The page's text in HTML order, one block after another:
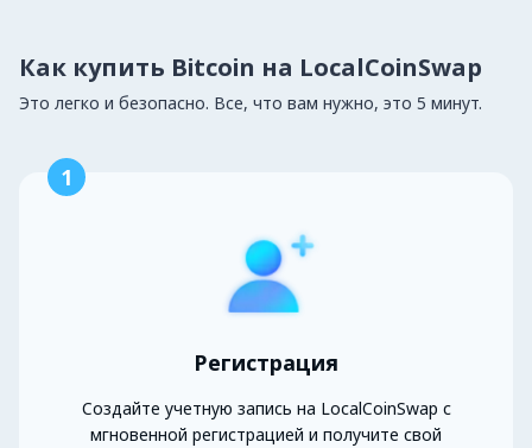
Как купить Bitcoin на LocalCoinSwap
Это легко и безопасно. Все, что вам нужно, это 5 минут.
1
Регистрация
Создайте учетную запись на LocalCoinSwap с
мгновенной регистрацией и получите свой